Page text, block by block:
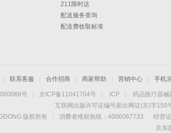
211限时达
配送服务查询
配送费收取标准
联系客服 合作招商 商家帮助 营销中心 手机
号 京ICP备11041704号 ICP 药品医疗器
互联网出版许可证编号新出网证(京)字150
版权所有 消费者维权热线：4006067733 经营
京东